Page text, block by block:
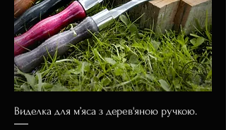
Виделка для м’яса з дерев'яною ручкою.